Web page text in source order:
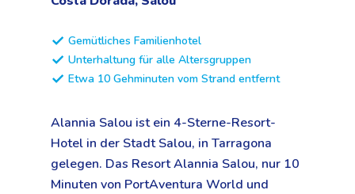
Gemütliches Familienhotel
Unterhaltung für alle Altersgruppen
Etwa 10 Gehminuten vom Strand entfernt
Alannia Salou ist ein 4-Sterne-Resort-
Hotel in der Stadt Salou, in Tarragona
gelegen. Das Resort Alannia Salou, nur 10
Minuten von PortAventura World und